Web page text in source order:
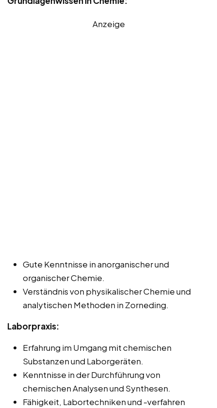
Anzeige
Gute Kenntnisse in anorganischer und
organischer Chemie.
Verständnis von physikalischer Chemie und
analytischen Methoden in Zorneding.
Laborpraxis:
Erfahrung im Umgang mit chemischen
Substanzen und Laborgeräten.
Kenntnisse in der Durchführung von
chemischen Analysen und Synthesen.
Fähigkeit, Labortechniken und -verfahren